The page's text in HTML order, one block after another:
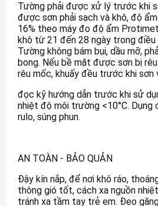
Tường phải được xử lý trước khi
được sơn phải sạch và khô, độ
16% theo máy đo độ ẩm
khô từ 21 đến 28 ngày trong điều
Tường không bám bụi, dầu mỡ,
bong. Nếu bề mặt được sơn bị
rêu mốc, khuấy đều trước khi sơn
đọc kỹ hướng dẫn trước khi sử
nhiệt độ môi trường <10°C. Dụng
rulo, súng phun.
AN TOÀN - BẢO QUẢN
Đậy kín nắp, để nơi khô ráo,
thông gió tốt, cách xa nguồn
tránh xa tầm tay trẻ em. Đeo